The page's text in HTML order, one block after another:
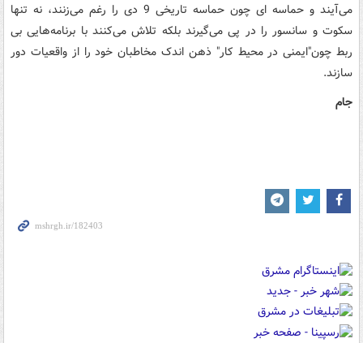
می‌آیند و حماسه ای چون حماسه تاریخی 9 دی را رغم می‌زنند، نه تنها
سکوت و سانسور را در پی می‌گیرند بلکه تلاش می‌کنند با برنامه‌هایی بی
ربط چون"ایمنی در محیط کار" ذهن اندک مخاطبان خود را از واقعیات دور
سازند.
جام